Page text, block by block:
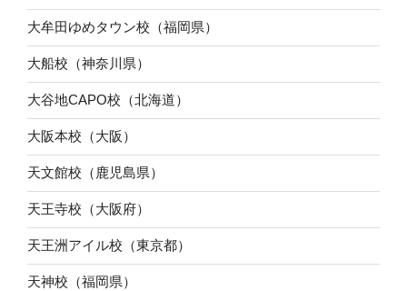
大牟田ゆめタウン校（福岡県）
大船校（神奈川県）
大谷地CAPO校（北海道）
大阪本校（大阪）
天文館校（鹿児島県）
天王寺校（大阪府）
天王洲アイル校（東京都）
天神校（福岡県）